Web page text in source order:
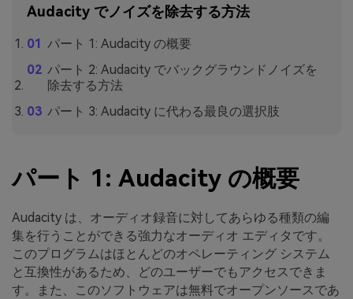
Audacity でノイズを除去する方法
パート 1: Audacity の概要
パート 2: Audacity でバックグラウンドノイズを
除去する方法
パート 3: Audacity に代わる最良の選択肢
パート 1: Audacity の概要
Audacity は、オーディオ録音に対してあらゆる種類の編
集を行うことができる強力なオーディオ エディタです。
このプログラムはほとんどのオペレーティング システム
と互換性があるため、どのユーザーでもアクセスできま
す。また、このソフトウェアは無料でオープンソースであ